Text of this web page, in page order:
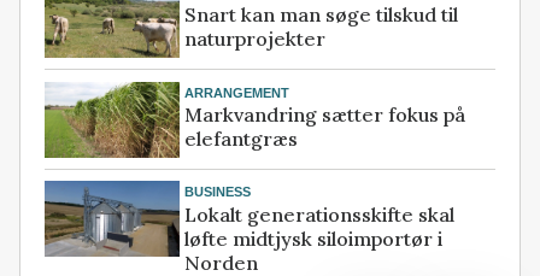
Snart kan man søge tilskud til
naturprojekter
ARRANGEMENT
Markvandring sætter fokus på
elefantgræs
BUSINESS
Lokalt generationsskifte skal
løfte midtjysk siloimportør i
Norden